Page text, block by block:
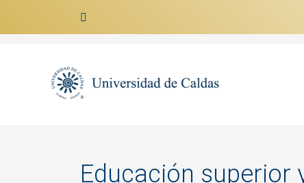
Educación superior